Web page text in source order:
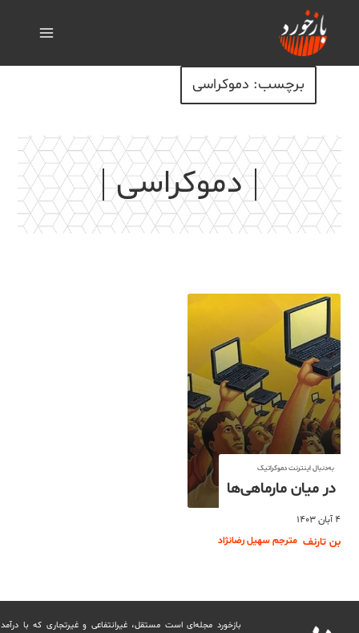
برچسب: دموکراسی
دموکراسی
به‌دنبال اینترنت دموکراتیک
در میان مار‌ماهی‌ها
۴ آبان ۱۴۰۳
بن تارنف مترجم سهیل رضانژاد
بازخورد مجله‌ای است مستقل، غیرانتفاعی و غیرتجاری که با درآمد